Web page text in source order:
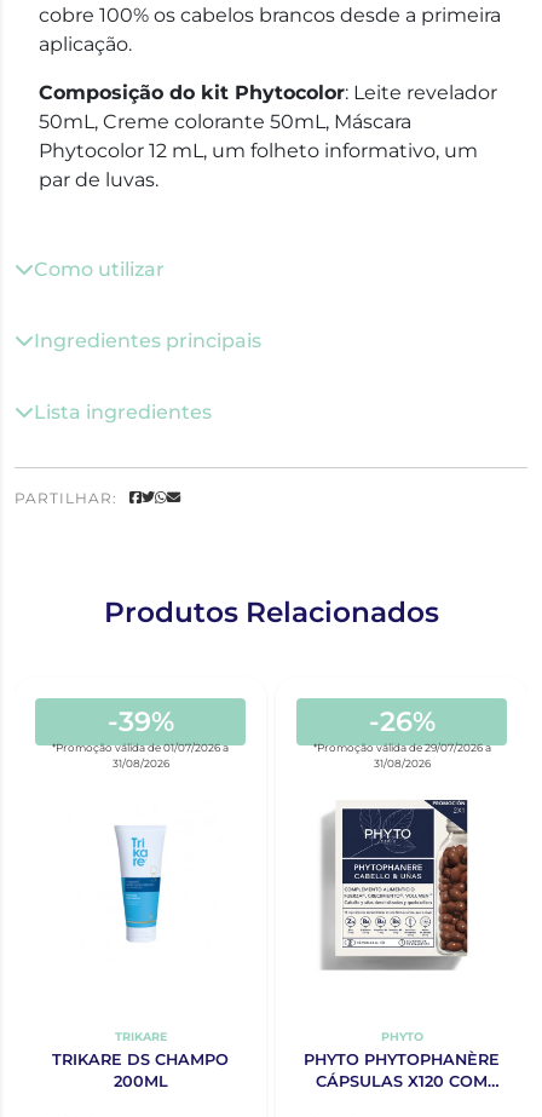
cobre 100% os cabelos brancos desde a primeira
aplicação.
Composição do kit Phytocolor: Leite revelador
50mL, Creme colorante 50mL, Máscara
Phytocolor 12 mL, um folheto informativo, um
par de luvas.
Como utilizar
Ingredientes principais
Lista ingredientes
PARTILHAR:
Produtos Relacionados
-39%
*Promoção válida de 01/07/2026 a
31/08/2026
TRIKARE
TRIKARE DS CHAMPO
200ML
-26%
*Promoção válida de 29/07/2026 a
31/08/2026
PHYTO
PHYTO PHYTOPHANÈRE
CÁPSULAS X120 COM